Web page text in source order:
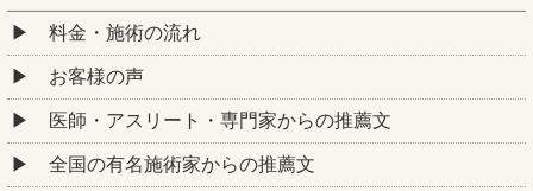
料金・施術の流れ
お客様の声
医師・アスリート・専門家からの推薦文
全国の有名施術家からの推薦文